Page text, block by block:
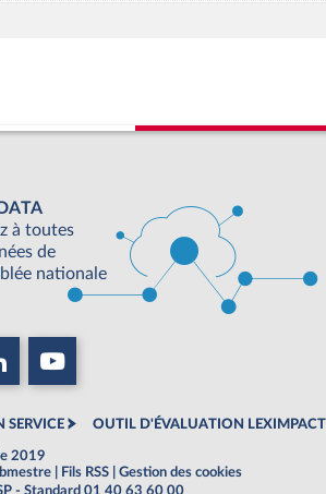
à toutes
de
nationale
SERVICE OUTIL D'ÉVALUATION LEXIMPACT
2019
Fils RSS
Gestion des cookies
- Standard 01 40 63 60 00